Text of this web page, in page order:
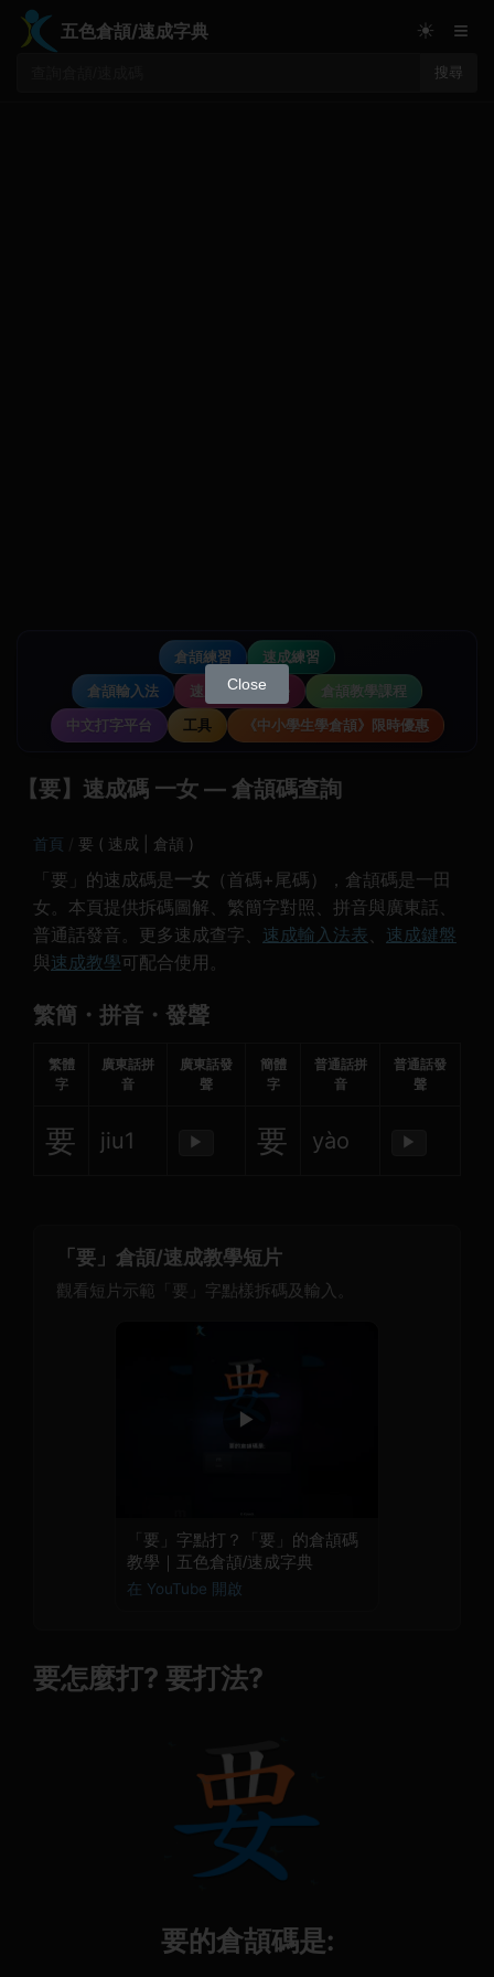
五色倉頡/速成字典
搜尋
☀ ≡
倉頡練習
速成練習
倉頡輸入法
速成輸入法教學
倉頡教學課程
中文打字平台
工具 《中小學生學倉頡》限時優惠
【要】速成碼 一女 — 倉頡碼查詢
首頁 要 ( 速成 | 倉頡 )
「要」的速成碼是 一女 （首碼+尾碼），倉頡碼是一田
女。本頁提供拆碼圖解、繁簡字對照、拼音與廣東話、
普通話發音。更多速成查字、 速成輸入法表、 速成鍵盤
與速成教學可配合使用。
繁簡・拼音・發聲
繁體
字
廣東話拼
音
廣東話發
聲
簡體
字
普通話拼
音
普通話發
聲
要 jiu1 ▶ 要 yào ▶
「要」倉頡/速成教學短片
觀看短片示範「要」字點樣拆碼及輸入。
▶
「要」字點打？「要」的倉頡碼
教學｜五色倉頡/速成字典
在 YouTube 開啟
要怎麼打? 要打法?
要的倉頡碼是:
Close